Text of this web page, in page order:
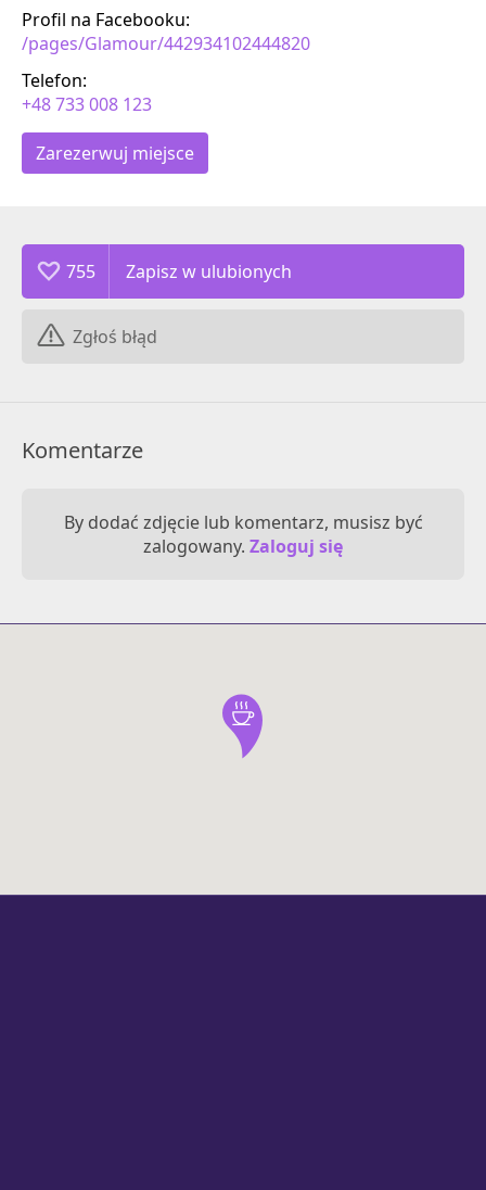
Profil na Facebooku:
/pages/Glamour/442934102444820
Telefon:
+48 733 008 123
Zarezerwuj miejsce
755
Zgłoś błąd
Komentarze
By dodać zdjęcie lub komentarz, musisz być
zalogowany. Zaloguj się